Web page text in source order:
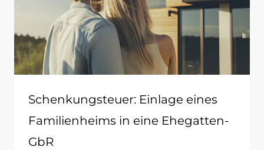
Schenkungsteuer: Einlage eines
Familienheims in eine Ehegatten-
GbR